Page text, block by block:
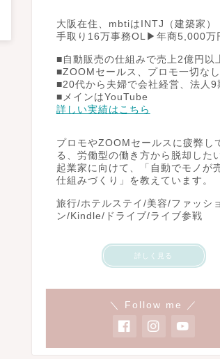
大阪在住、mbtiはINTJ（建築家）
手取り16万事務OL▶︎年商5,000万
■自動販売の仕組みで売上2億円以
■ZOOMセールス、プロモ一切なし
■20代から夫婦で会社経営、法人9
■メインはYouTube
詳しい実績はこちら
プロモやZOOMセールスに疲弊し
る、労働型の働き方から脱却した
起業家に向けて、「自動でモノが
仕組みづくり」を教えています。
旅行/ホテルステイ/美容/ファッショ
ン/Kindle/ドライブ/ライブ参戦
詳しく見る
＼ Follow me ／